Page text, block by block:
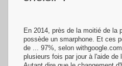
En 2014, près de la moitié de la
possède un smarphone. Et ces
de ... 97%, selon
plusieurs fois par jour à l'aide de